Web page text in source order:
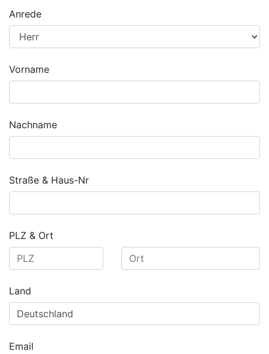
Anrede
Vorname
Nachname
Straße & Haus-Nr
PLZ & Ort
Land
Email